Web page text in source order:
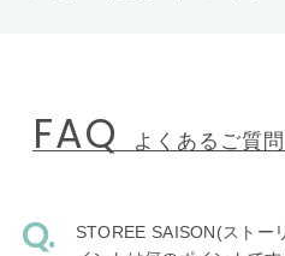
FAQ よくあるご質問
STOREE SAISON(ストー